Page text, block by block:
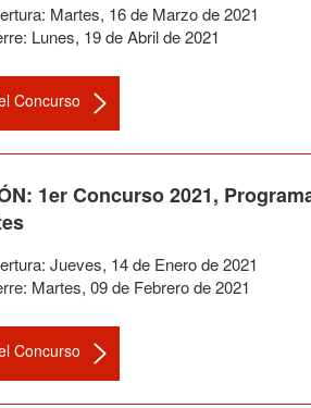
Martes, 16de Marzode2021
Lunes, 19deAbrilde2021
Concurso
1er Concurso 2021,
Jueves, 14de Enerode2021
Martes, 09de Febrerode2021
Concurso